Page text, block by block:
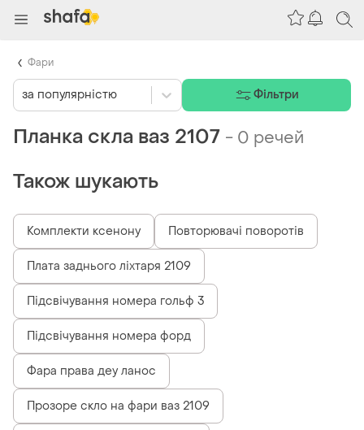
Планка скла ваз 2107 - 0 речей
Також шукають
Комплекти ксенону Повторювачі поворотів
Плата заднього ліхтаря 2109
Підсвічування номера гольф 3
Підсвічування номера форд
Фара права деу ланос
Прозоре скло на фари ваз 2109
за популярністю Фільтри
Фари